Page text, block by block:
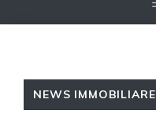
NEWS IMMOBILIARE